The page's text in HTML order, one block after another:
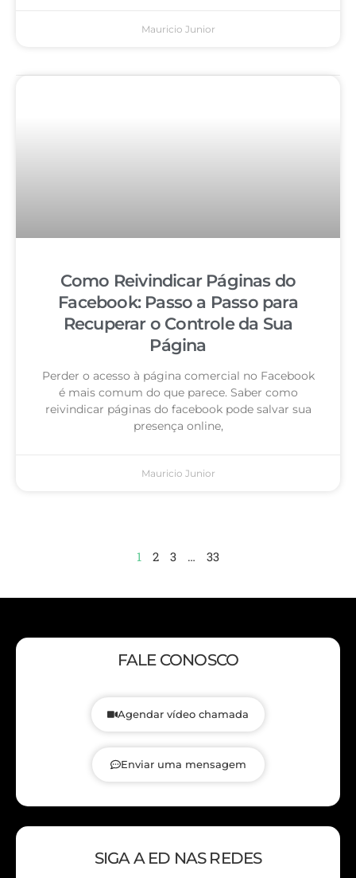
Mauricio Junior
Como Reivindicar Páginas do
Facebook: Passo a Passo para
Recuperar o Controle da Sua
Página
Perder o acesso à página comercial no Facebook
é mais comum do que parece. Saber como
reivindicar páginas do facebook pode salvar sua
presença online,
Mauricio Junior
1 2 3 … 33
FALE CONOSCO
Agendar vídeo chamada
Enviar uma mensagem
SIGA A ED NAS REDES